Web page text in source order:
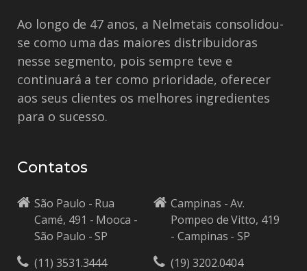
Ao longo de 47 anos, a Nelmetais consolidou-
se como uma das maiores distribuidoras
nesse segmento, pois sempre teve e
continuará a ter como prioridade, oferecer
aos seus clientes os melhores ingredientes
para o sucesso.
Contatos
São Paulo - Rua
Camé, 491 - Mooca -
São Paulo - SP
(11) 3531.3444
Campinas - Av.
Pompeo de Vitto, 419
- Campinas - SP
(19) 3202.0404